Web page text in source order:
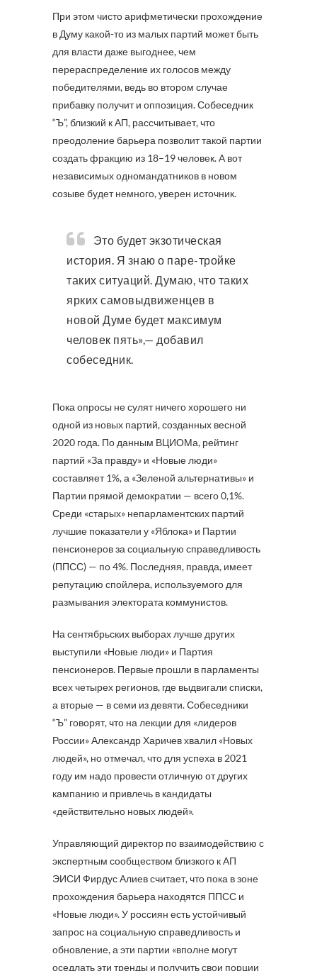
При этом чисто арифметически прохождение
в Думу какой-то из малых партий может быть
для власти даже выгоднее, чем
перераспределение их голосов между
победителями, ведь во втором случае
прибавку получит и оппозиция. Собеседник
“Ъ”, близкий к АП, рассчитывает, что
преодоление барьера позволит такой партии
создать фракцию из 18–19 человек. А вот
независимых одномандатников в новом
созыве будет немного, уверен источник.
Это будет экзотическая
история. Я знаю о паре-тройке
таких ситуаций. Думаю, что таких
ярких самовыдвиженцев в
новой Думе будет максимум
человек пять»,— добавил
собеседник.
Пока опросы не сулят ничего хорошего ни
одной из новых партий, созданных весной
2020 года. По данным ВЦИОМа, рейтинг
партий «За правду» и «Новые люди»
составляет 1%, а «Зеленой альтернативы» и
Партии прямой демократии — всего 0,1%.
Среди «старых» непарламентских партий
лучшие показатели у «Яблока» и Партии
пенсионеров за социальную справедливость
(ППСС) — по 4%. Последняя, правда, имеет
репутацию спойлера, используемого для
размывания электората коммунистов.
На сентябрьских выборах лучше других
выступили «Новые люди» и Партия
пенсионеров. Первые прошли в парламенты
всех четырех регионов, где выдвигали списки,
а вторые — в семи из девяти. Собеседники
“Ъ” говорят, что на лекции для «лидеров
России» Александр Харичев хвалил «Новых
людей», но отмечал, что для успеха в 2021
году им надо провести отличную от других
кампанию и привлечь в кандидаты
«действительно новых людей».
Управляющий директор по взаимодействию с
экспертным сообществом близкого к АП
ЭИСИ Фирдус Алиев считает, что пока в зоне
прохождения барьера находятся ППСС и
«Новые люди». У россиян есть устойчивый
запрос на социальную справедливость и
обновление, а эти партии «вполне могут
оседлать эти тренды и получить свои порции